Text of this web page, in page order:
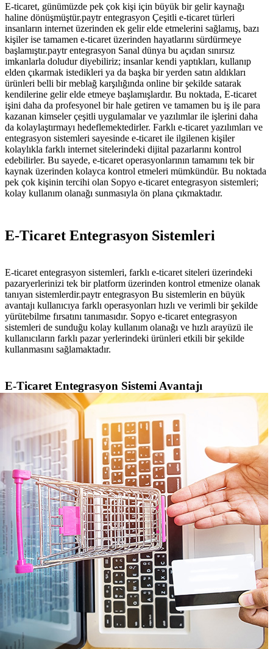
E-ticaret, günümüzde pek çok kişi için büyük bir gelir kaynağı
haline dönüşmüştür.paytr entegrasyon Çeşitli e-ticaret türleri
insanların internet üzerinden ek gelir elde etmelerini sağlamış, bazı
kişiler ise tamamen e-ticaret üzerinden hayatlarını sürdürmeye
başlamıştır.paytr entegrasyon Sanal dünya bu açıdan sınırsız
imkanlarla doludur diyebiliriz; insanlar kendi yaptıkları, kullanıp
elden çıkarmak istedikleri ya da başka bir yerden satın aldıkları
ürünleri belli bir meblağ karşılığında online bir şekilde satarak
kendilerine gelir elde etmeye başlamışlardır. Bu noktada, E-ticaret
işini daha da profesyonel bir hale getiren ve tamamen bu iş ile para
kazanan kimseler çeşitli uygulamalar ve yazılımlar ile işlerini daha
da kolaylaştırmayı hedeflemektedirler. Farklı e-ticaret yazılımları ve
entegrasyon sistemleri sayesinde e-ticaret ile ilgilenen kişiler
kolaylıkla farklı internet sitelerindeki dijital pazarlarını kontrol
edebilirler. Bu sayede, e-ticaret operasyonlarının tamamını tek bir
kaynak üzerinden kolayca kontrol etmeleri mümkündür. Bu noktada
pek çok kişinin tercihi olan Sopyo e-ticaret entegrasyon sistemleri;
kolay kullanım olanağı sunmasıyla ön plana çıkmaktadır.
E-Ticaret Entegrasyon Sistemleri
E-ticaret entegrasyon sistemleri, farklı e-ticaret siteleri üzerindeki
pazaryerlerinizi tek bir platform üzerinden kontrol etmenize olanak
tanıyan sistemlerdir.paytr entegrasyon Bu sistemlerin en büyük
avantajı kullanıcıya farklı operasyonları hızlı ve verimli bir şekilde
yürütebilme fırsatını tanımasıdır. Sopyo e-ticaret entegrasyon
sistemleri de sunduğu kolay kullanım olanağı ve hızlı arayüzü ile
kullanıcıların farklı pazar yerlerindeki ürünleri etkili bir şekilde
kullanmasını sağlamaktadır.
E-Ticaret Entegrasyon Sistemi Avantajı